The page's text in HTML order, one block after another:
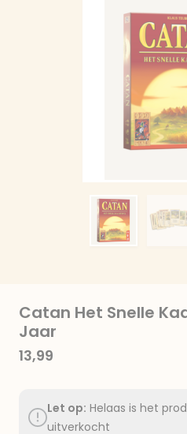
Catan Het Snelle
Jaar
13,99
Let op: Helaas is het
uitverkocht